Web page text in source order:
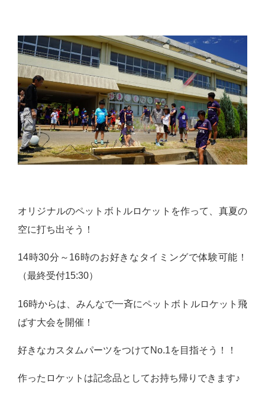
オリジナルのペットボトルロケットを作って、真夏の
空に打ち出そう！
14時30分～16時のお好きなタイミングで体験可能！
（最終受付15:30）
16時からは、みんなで一斉にペットボトルロケット飛
ばす大会を開催！
好きなカスタムパーツをつけてNo.1を目指そう！！
作ったロケットは記念品としてお持ち帰りできます♪